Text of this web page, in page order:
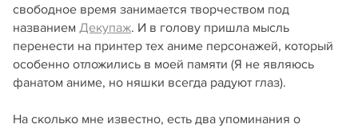
свободное время занимается творчеством под
названием Декупаж. И в голову пришла мысль
перенести на принтер тех аниме персонажей, который
особенно отложились в моей памяти (Я не являюсь
фанатом аниме, но няшки всегда радуют глаз).
На сколько мне известно, есть два упоминания о